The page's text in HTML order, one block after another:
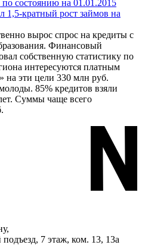
1,5-кратный рост займов на
вырос спрос на кредиты с
Финансовый
собственную статистику по
интересуются платным
на эти цели 330 млн руб.
85% кредитов взяли
Суммы чаще всего
7 этаж, ком. 13, 13а